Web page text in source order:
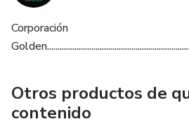
Corporación
Otros productos de
contenido